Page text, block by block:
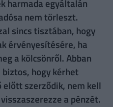
harmada egyáltalán
nem törleszt.
sincs tisztában, hogy
érvényesítésére, ha
a kölcsönről. Abban
hogy kérhet
szerződik, nem kell
a pénzét.